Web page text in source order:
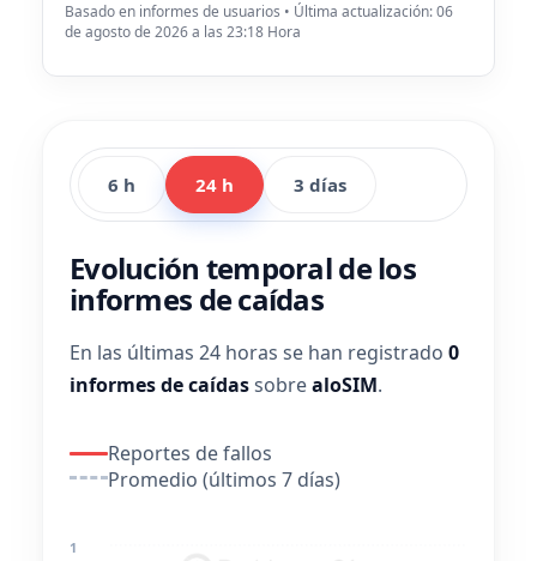
Basado en informes de usuarios • Última actualización: 06
de agosto de 2026 a las 23:18 Hora
6 h 24 h 3 días
Evolución temporal de los
informes de caídas
En las últimas 24 horas se han registrado 0
informes de caídassobrealoSIM.
Reportes de fallos
Promedio (últimos 7 días)
1